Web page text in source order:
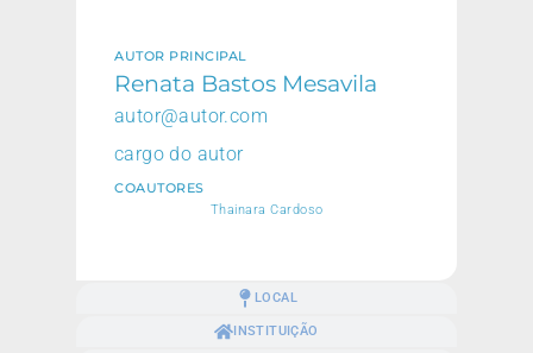
LOCAL
INSTITUIÇÃO
AUTOR PRINCIPAL
Renata Bastos Mesavila
autor@autor.com
cargo do autor
COAUTORES
Thainara Cardoso